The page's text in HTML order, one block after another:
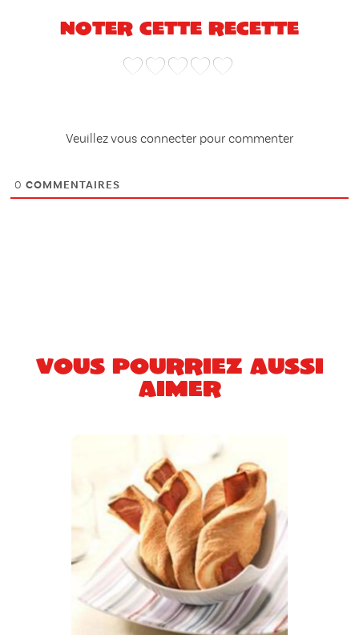
Noter cette recette
Veuillez vous connecter pour commenter
0 COMMENTAIRES
Vous pourriez aussi
aimer